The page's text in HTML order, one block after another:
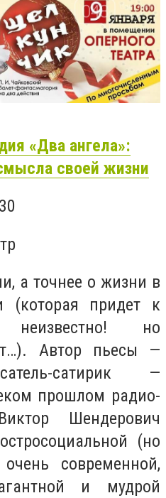
«Два ангела»:
своей жизни
а точнее о жизни в
(которая придет к
но
Автор пьесы —
сатирик —
прошлом радио-
Шендерович
(но
современной,
и мудрой